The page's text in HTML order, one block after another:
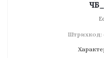
Штрихкод: